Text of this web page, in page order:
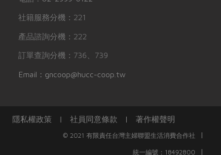
社籍服務分機：221
產品諮詢分機：222
訂單查詢分機：736、739
Email：gncoop@hucc-coop.tw
隱私權政策 | 社員同意條款 | 著作權聲明
© 2021 有限責任台灣主婦聯盟生活消費合作社 |
統一編號：18492800 |